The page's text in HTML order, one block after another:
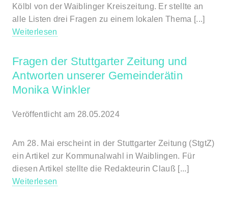
Kölbl von der Waiblinger Kreiszeitung. Er stellte an
alle Listen drei Fragen zu einem lokalen Thema [...]
Weiterlesen
Fragen der Stuttgarter Zeitung und
Antworten unserer Gemeinderätin
Monika Winkler
Veröffentlicht am 28.05.2024
Am 28. Mai erscheint in der Stuttgarter Zeitung (StgtZ)
ein Artikel zur Kommunalwahl in Waiblingen. Für
diesen Artikel stellte die Redakteurin Clauß [...]
Weiterlesen